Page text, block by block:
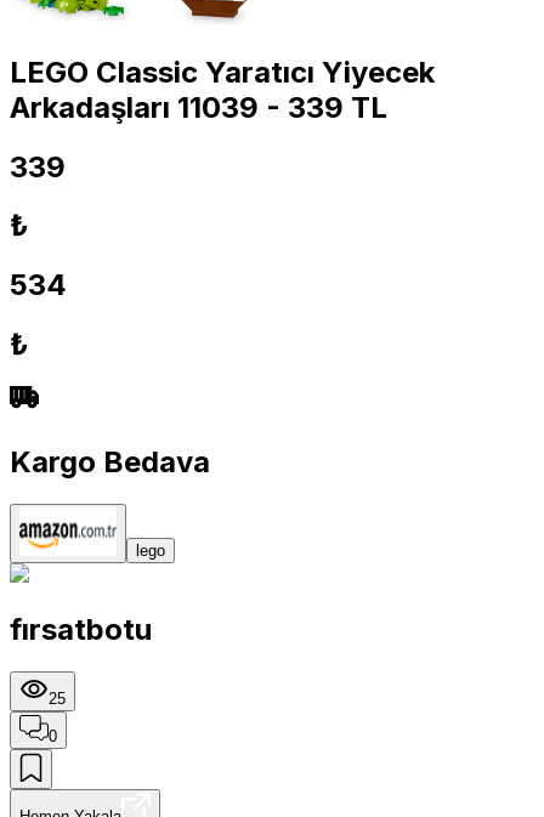
LEGO Classic Yaratıcı Yiyecek
Arkadaşları 11039 - 339 TL
339
₺
534
₺
Kargo Bedava
lego
fırsatbotu
25
0